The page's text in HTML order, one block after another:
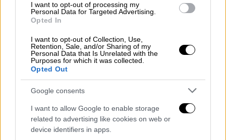
I want to opt-out of processing my
Personal Data for Targeted Advertising.
Opted In
I want to opt-out of Collection, Use,
Retention, Sale, and/or Sharing of my
Personal Data that Is Unrelated with the
Purposes for which it was collected.
Opted Out
Google consents
I want to allow Google to enable storage
related to advertising like cookies on web or
device identifiers in apps.
Στα τέλη Ιουνίου, δυο πλοία χτυπήθηκαν από
βλήματα άγνωστης προέλευσης -- οι
επιθέσεις αποδόθηκαν στην Τεχεράνη από
τον αμερικανικό στρατό, ο οποίος δυο
24ωρα αργότερα βομβάρδισε το Ιράν. Η
Ισλαμική Δημοκρατία ανταπέδωσε
εξαπολύοντας πυραύλους και μη
επανδρωμένα εναέρια συστήματα εναντίον
γειτόνων της στον Κόλπο, ιδίως του
Κουβέιτ και του Μπαχρέιν.